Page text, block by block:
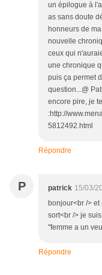
un épilogue à
as sans doute
honneurs de
nouvelle
ceux qui
une chronique
puis ça permet
question...@
encore pire, je
:http://
5812492.html
Répondre
P patrick 15/03/
bonjour<br />
sort<br /> je
"femme a un
Répondre